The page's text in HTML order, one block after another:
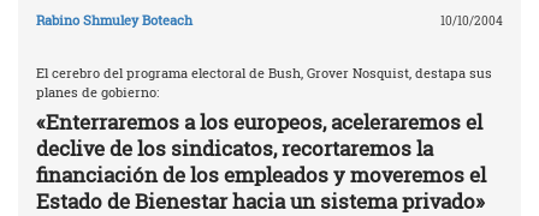
Rabino Shmuley Boteach 10/10/2004
El cerebro del programa electoral de Bush, Grover Nosquist, destapa sus
planes de gobierno:
«Enterraremos a los europeos, aceleraremos el
declive de los sindicatos, recortaremos la
financiación de los empleados y moveremos el
Estado de Bienestar hacia un sistema privado»